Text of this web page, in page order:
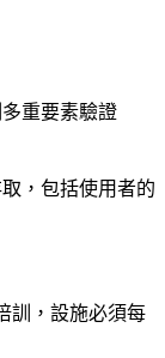
重要素驗證
，包括使用者的
訓，設施必須每